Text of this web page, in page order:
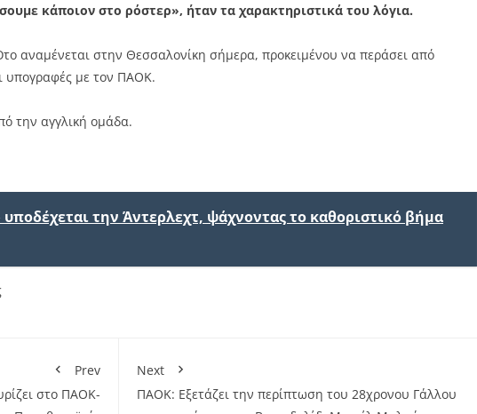
κάποιον στο ρόστερ», ήταν τα χαρακτηριστικά του λόγια.
αναμένεται στην Θεσσαλονίκη σήμερα, προκειμένου να περάσει από
υπογραφές με τον ΠΑΟΚ.
την αγγλική ομάδα.
την Άντερλεχτ, ψάχνοντας το καθοριστικό βήμα
Prev
στο ΠΑΟΚ-
Next
ΠΑΟΚ: Εξετάζει την περίπτωση του 28χρονου Γάλλου